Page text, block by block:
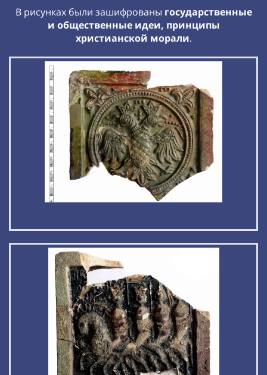
В рисунках были зашифрованы государственные
и общественные идеи, принципы
христианской морали.